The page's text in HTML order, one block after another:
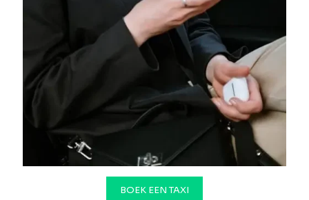
BOEK EEN TAXI